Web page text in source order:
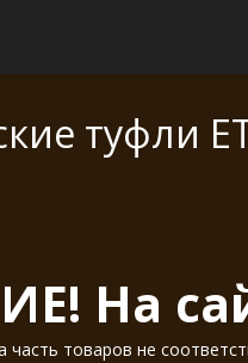
туфли
На
часть товаров не